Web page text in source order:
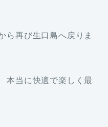
再び生口島へ戻りま
本当に快適で楽しく最